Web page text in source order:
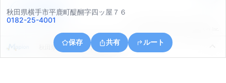
秋田県横手市平鹿町醍醐字四ッ屋７６
0182-25-4001
保存 共有 ルート
秋田県横手市平鹿町醍醐浅舞山
アプリで見る